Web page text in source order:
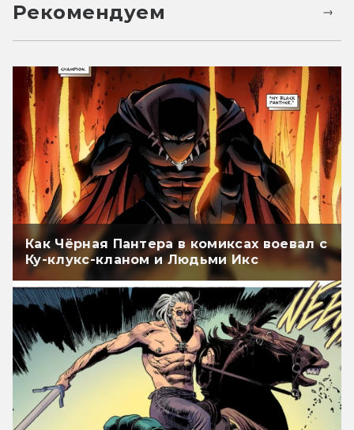
Рекомендуем
Как Чёрная Пантера в комиксах воевал с
Ку-клукс-кланом и Людьми Икс